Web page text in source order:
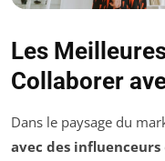
Les
Collaborer
Dans le paysage du
avec des influenceurs